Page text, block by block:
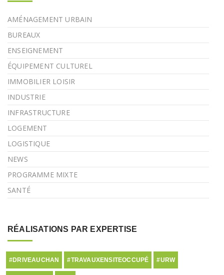
AMÉNAGEMENT URBAIN
BUREAUX
ENSEIGNEMENT
ÉQUIPEMENT CULTUREL
IMMOBILIER LOISIR
INDUSTRIE
INFRASTRUCTURE
LOGEMENT
LOGISTIQUE
NEWS
PROGRAMME MIXTE
SANTÉ
RÉALISATIONS PAR EXPERTISE
#DRIVEAUCHAN #TRAVAUXENSITEOCCUPÉ #URW